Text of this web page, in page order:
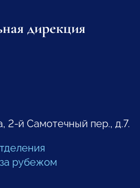
дирекция
2-й Самотечный пер., д.7.
рубежом